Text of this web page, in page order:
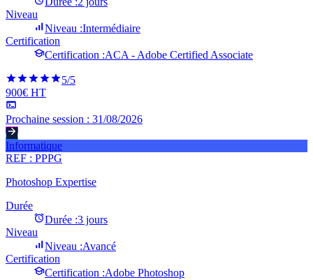
Niveau
Niveau :Intermédiaire
Certification
Certification :ACA - Adobe Certified Associate
5/5
900€ HT
Prochaine session : 31/08/2026
Informatique
REF : PPPG
Photoshop Expertise
Durée
Durée :3 jours
Niveau
Niveau :Avancé
Certification
Certification :Adobe Photoshop